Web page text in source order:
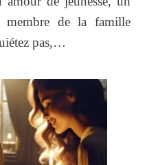
membre de la famille
pas,…